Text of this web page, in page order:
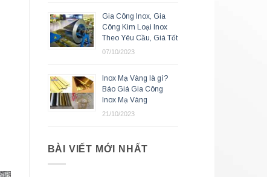
Gia Công Inox, Gia
Công Kim Loại Inox
Theo Yêu Cầu, Giá Tốt
07/10/2023
Inox Mạ Vàng là gì?
Báo Giá Gia Công
Inox Mạ Vàng
21/10/2023
BÀI VIẾT MỚI NHẤT